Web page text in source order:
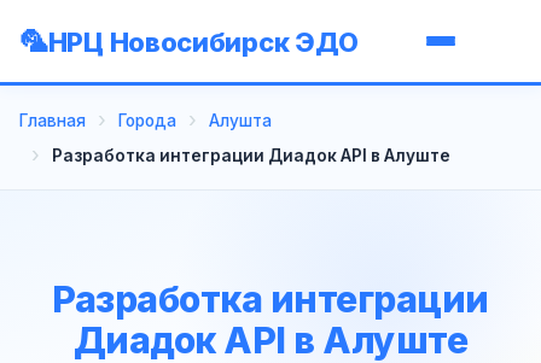
НРЦ Новосибирск ЭДО
Главная Города
Алушта
Разработка интеграции Диадок API в Алуште
Разработка интеграции
Диадок API в Алуште